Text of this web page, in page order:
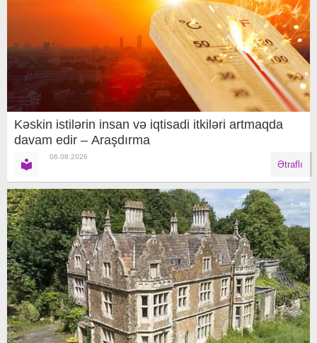
Kəskin istilərin insan və iqtisadi itkiləri artmaqda
davam edir – Araşdırma
06.08.2026
Ətraflı